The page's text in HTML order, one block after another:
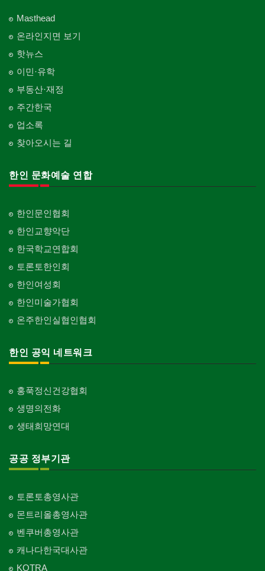
Masthead
온라인지면 보기
핫뉴스
이민·유학
부동산·재정
주간한국
업소록
찾아오시는 길
한인 문화예술 연합
한인문인협회
한인교향악단
한국학교연합회
토론토한인회
한인여성회
한인미술가협회
온주한인실협인협회
한인 공익 네트워크
홍푹정신건강협회
생명의전화
생태희망연대
공공 정부기관
토론토총영사관
몬트리올총영사관
벤쿠버총영사관
캐나다한국대사관
KOTRA